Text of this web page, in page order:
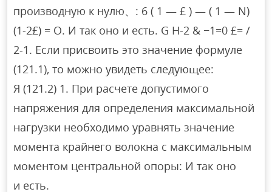
производную к нулю、: 6 ( 1 — £ ) — ( 1 — N)
(1-2£) = О. И так оно и есть. G H-2 & −1=0 £= /
2-1. Если присвоить это значение формуле
(121.1), то можно увидеть следующее:
Я (121.2) 1. При расчете допустимого
напряжения для определения максимальной
нагрузки необходимо уравнять значение
момента крайнего волокна с максимальным
моментом центральной опоры: И так оно
и есть.